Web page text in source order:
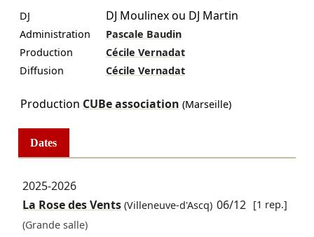
DJ DJ Moulinex ou DJ Martin
Administration
Pascale Baudin
Production
Cécile Vernadat
Diffusion
Cécile Vernadat
Production CUBe association (Marseille)
Dates
2025-2026
La Rose des Vents(Villeneuve-d'Ascq) 06/12 [1 rep.]
(Grande salle)